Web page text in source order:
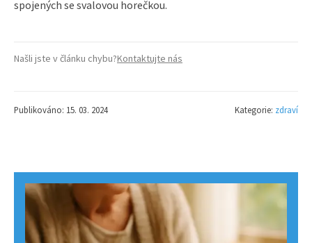
spojených se svalovou horečkou.
Našli jste v článku chybu?Kontaktujte nás
Publikováno: 15. 03. 2024 Kategorie: zdraví